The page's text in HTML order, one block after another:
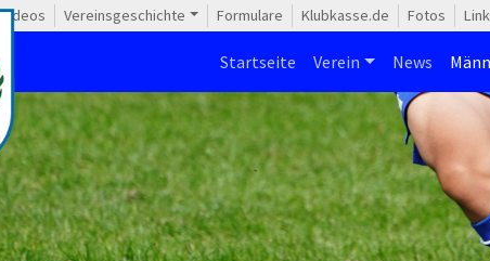
Videos Vereinsgeschichte Formulare Klubkasse.de Fotos
Startseite Verein News